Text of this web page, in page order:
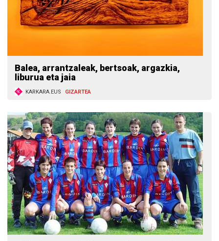
Balea, arrantzaleak, bertsoak, argazkia,
liburua eta jaia
KARKARA.EUS GIZARTEA